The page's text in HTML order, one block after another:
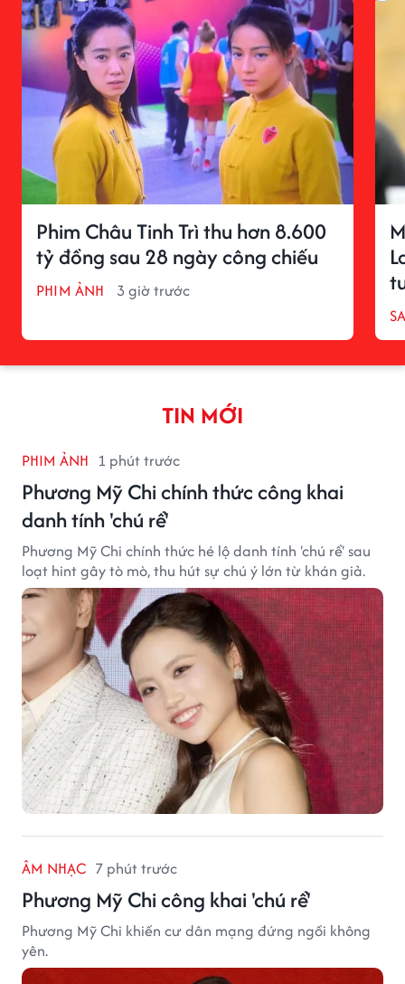
Phim Châu Tinh Trì thu hơn 8.600
tỷ đồng sau 28 ngày công chiếu
PHIM ẢNH 3 giờ trước
TIN MỚI
PHIM ẢNH 1 phút trước
Phương Mỹ Chi chính thức công khai
danh tính 'chú rể'
Phương Mỹ Chi chính thức hé lộ danh tính 'chú rể' sau
loạt hint gây tò mò, thu hút sự chú ý lớn từ khán giả.
ÂM NHẠC 7 phút trước
Phương Mỹ Chi công khai 'chú rể'
Phương Mỹ Chi khiến cư dân mạng đứng ngồi không
yên.